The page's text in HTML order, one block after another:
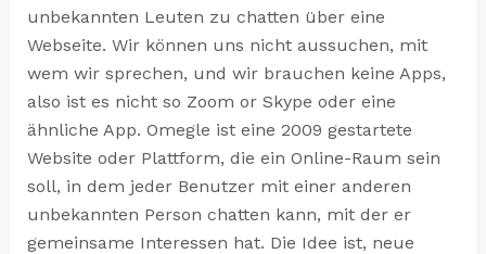
unbekannten Leuten zu chatten über eine
Webseite. Wir können uns nicht aussuchen, mit
wem wir sprechen, und wir brauchen keine Apps,
also ist es nicht so Zoom or Skype oder eine
ähnliche App. Omegle ist eine 2009 gestartete
Website oder Plattform, die ein Online-Raum sein
soll, in dem jeder Benutzer mit einer anderen
unbekannten Person chatten kann, mit der er
gemeinsame Interessen hat. Die Idee ist, neue